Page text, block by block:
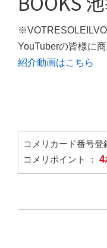
YouTuberの皆様に
紹介動画はこちら
コメリカード番号
コメリポイント ： 4